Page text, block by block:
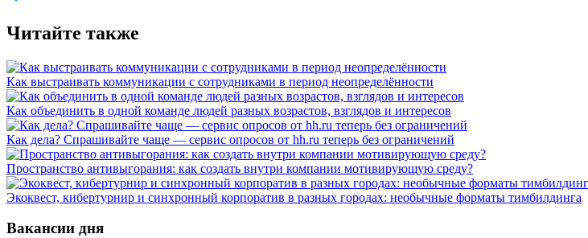
Читайте также
Как выстраивать коммуникации с сотрудниками в период неопределённости
Как объединить в одной команде людей разных возрастов, взглядов и интересов
Как дела? Спрашивайте чаще — сервис опросов от hh.ru теперь без ограничений
Пространство антивыгорания: как создать внутри компании мотивирующую среду?
Экоквест, кибертурнир и синхронный корпоратив в разных городах: необычные форматы тимбилдинга
Вакансии дня